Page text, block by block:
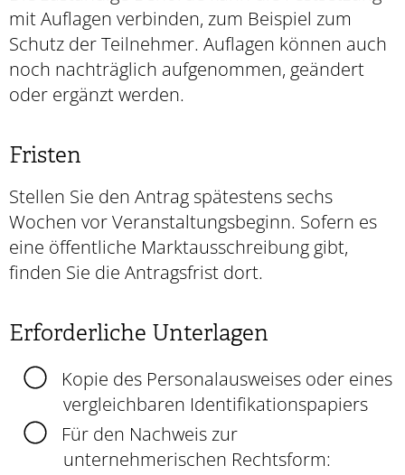
mit Auflagen verbinden, zum Beispiel zum
Schutz der Teilnehmer. Auflagen können auch
noch nachträglich aufgenommen, geändert
oder ergänzt werden.
Fristen
Stellen Sie den Antrag spätestens sechs
Wochen vor Veranstaltungsbeginn. Sofern es
eine öffentliche Marktausschreibung gibt,
finden Sie die Antragsfrist dort.
Erforderliche Unterlagen
Kopie des Personalausweises oder eines
vergleichbaren Identifikationspapiers
Für den Nachweis zur
unternehmerischen Rechtsform: